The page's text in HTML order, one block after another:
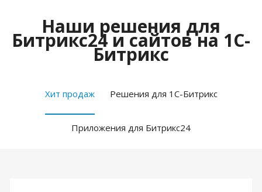
Наши решения для
Битрикс24 и сайтов на 1С-
Битрикс
Хит продаж Решения для 1С-Битрикс
Приложения для Битрикс24